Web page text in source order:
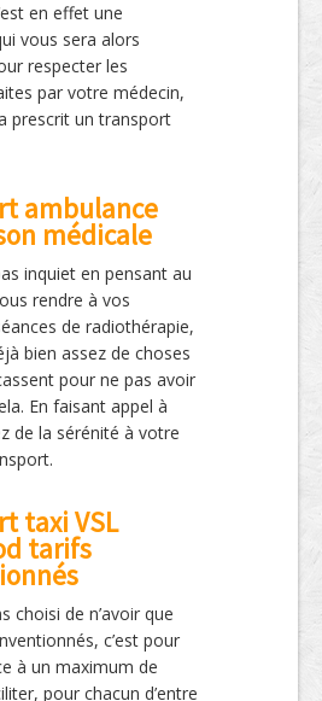
en effet une
vous sera alors
respecter les
par votre médecin,
prescrit un transport
ambulance
médicale
inquiet en pensant au
rendre à vos
de radiothérapie,
bien assez de choses
pour ne pas avoir
En faisant appel à
de la sérénité à votre
taxi VSL
tarifs
choisi de n’avoir que
c’est pour
à un maximum de
pour chacun d’entre